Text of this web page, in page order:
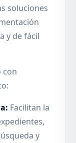
soluciones
y de fácil
con
Facilitan la
y